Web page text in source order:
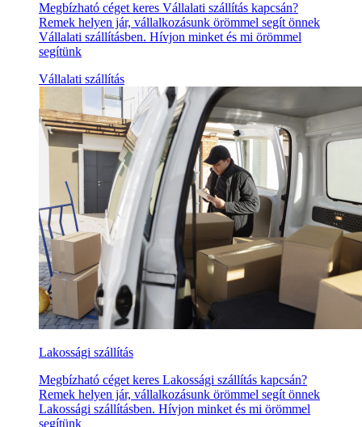
Megbízható céget keres Vállalati szállítás kapcsán?
Remek helyen jár, vállalkozásunk örömmel segít önnek
Vállalati szállításben. Hívjon minket és mi örömmel
segítünk
Vállalati szállítás
Lakossági szállítás
Megbízható céget keres Lakossági szállítás kapcsán?
Remek helyen jár, vállalkozásunk örömmel segít önnek
Lakossági szállításben. Hívjon minket és mi örömmel
segítünk